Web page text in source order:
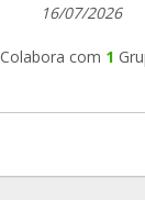
16/07/2026
Colabora com 1